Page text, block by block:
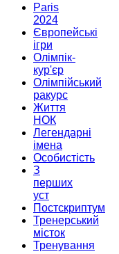
Paris
2024
Європейські
ігри
Олімпік-
кур'єр
Олімпійський
ракурс
Життя
НОК
Легендарні
імена
Особистість
З
перших
уст
Постскриптум
Тренерський
місток
Тренування